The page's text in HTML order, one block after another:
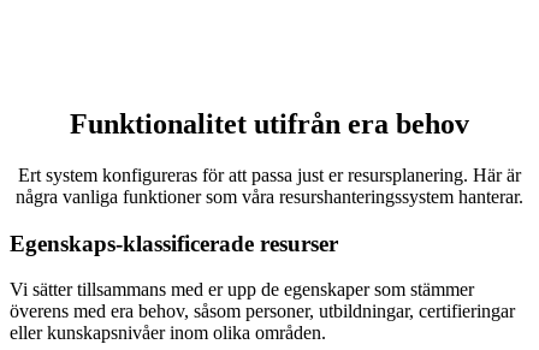
Funktionalitet utifrån era behov
Ert system konfigureras för att passa just er resursplanering. Här är
några vanliga funktioner som våra resurshanteringssystem hanterar.
Egenskaps-klassificerade resurser
Vi sätter tillsammans med er upp de egenskaper som stämmer
överens med era behov, såsom personer, utbildningar, certifieringar
eller kunskapsnivåer inom olika områden.